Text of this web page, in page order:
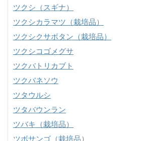
ツクシ（スギナ）
ツクシカラマツ（栽培品）
ツクシクサボタン（栽培品）
ツクシコゴメグサ
ツクバトリカブト
ツクバネソウ
ツタウルシ
ツタバウンラン
ツバキ（栽培品）
ツボサンゴ（栽培品）